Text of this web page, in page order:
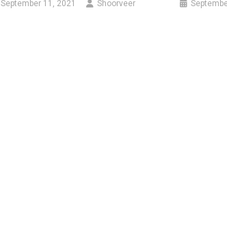
September 11, 2021 Shoorveer